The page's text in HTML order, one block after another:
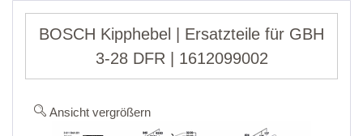
BOSCH Kipphebel | Ersatzteile für GBH
3-28 DFR | 1612099002
Ansicht vergrößern